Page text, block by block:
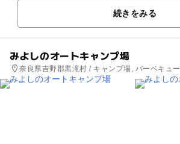
続きをみる
みよしのオートキャンプ場
奈良県吉野郡黒滝村 / キャンプ場, バーベキュー